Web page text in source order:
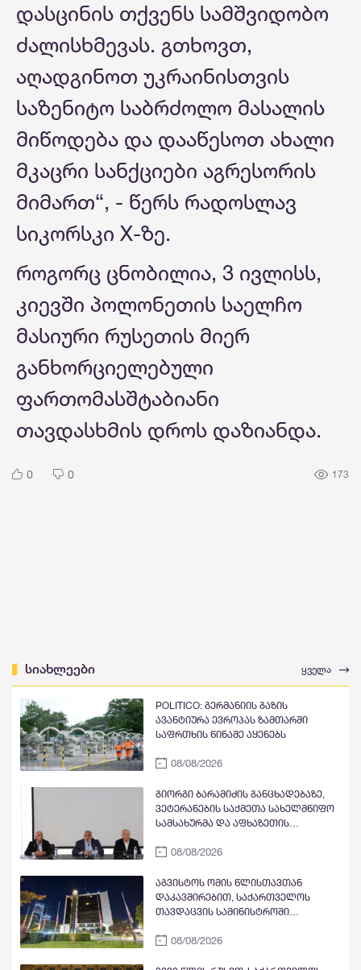
დასცინის თქვენს სამშვიდობო
ძალისხმევას. გთხოვთ,
აღადგინოთ უკრაინისთვის
საზენიტო საბრძოლო მასალის
მიწოდება და დააწესოთ ახალი
მკაცრი სანქციები აგრესორის
მიმართ“, - წერს რადოსლავ
სიკორსკი X-ზე.
როგორც ცნობილია, 3 ივლისს,
კიევში პოლონეთის საელჩო
მასიური რუსეთის მიერ
განხორციელებული
ფართომასშტაბიანი
თავდასხმის დროს დაზიანდა.
0 0 173
სიახლეები ყველა
POLITICO: გერმანიის გაზის
ავანტიურა ევროპას ზამთარში
საფრთხის წინაშე აყენებს
08/08/2026
გიორგი ბარამიძის განცხადებაზე,
ვეტერანების საქმეთა სახელმწიფო
სამსახურმა და აფხაზეთის
ვეტერანებთან შეხვედრა გამართეს
08/08/2026
აგვისტოს ომის წლისთავთან
დაკავშირებით, საქართველოს
თავდაცვის სამინისტროში
08/08/2026